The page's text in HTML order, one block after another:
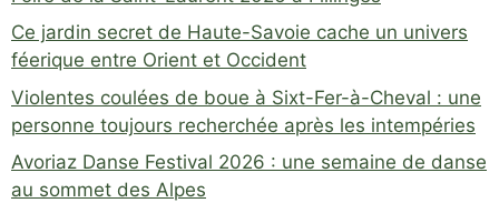
Ce jardin secret de Haute-Savoie cache un univers
féerique entre Orient et Occident
Violentes coulées de boue à Sixt-Fer-à-Cheval : une
personne toujours recherchée après les intempéries
Avoriaz Danse Festival 2026 : une semaine de danse
au sommet des Alpes